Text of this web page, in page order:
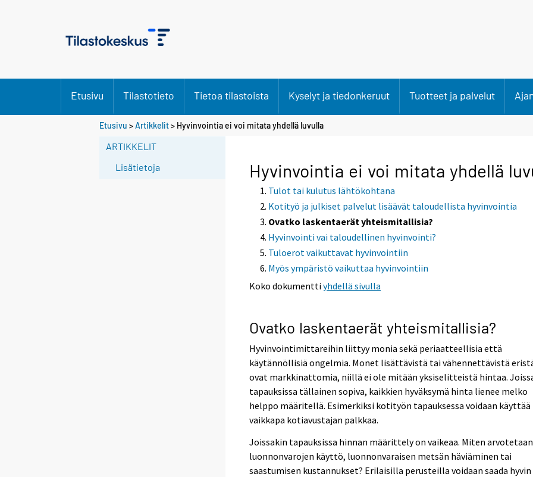
Etusivu Tilastotieto Tietoa tilastoista Kyselyt ja tiedonkeruut Tuotteet ja palvelut
Etusivu >Artikkelit> Hyvinvointia ei voi mitata yhdellä luvulla
ARTIKKELIT
Lisätietoja
Hyvinvointia ei voi mitata yhdellä
Tulot tai kulutus lähtökohtana
Kotityö ja julkiset palvelut lisäävät taloudellista hyvinvointia
Ovatko laskentaerät yhteismitallisia?
Hyvinvointi vai taloudellinen hyvinvointi?
Tuloerot vaikuttavat hyvinvointiin
Myös ympäristö vaikuttaa hyvinvointiin
Koko dokumenttiyhdellä sivulla
Ovatko laskentaerät yhteismitallisia?
Hyvinvointimittareihin liittyy monia sekä periaatteellisia että
käytännöllisiä ongelmia. Monet lisättävistä tai vähennettävistä
ovat markkinattomia, niillä ei ole mitään yksiselitteistä hintaa.
tapauksissa tällainen sopiva, kaikkien hyväksymä hinta lienee melko
helppo määritellä. Esimerkiksi kotityön tapauksessa voidaan käyttää
vaikkapa kotiavustajan palkkaa.
Joissakin tapauksissa hinnan määrittely on vaikeaa. Miten arvotetaan
luonnonvarojen käyttö, luonnonvaraisen metsän häviäminen tai
saastumisen kustannukset? Erilaisilla perusteilla voidaan saada hyvin